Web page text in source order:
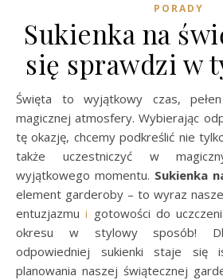
PORADY
Sukienka na
się sprawdzi w
Święta to wyjątkowy czas,
magicznej atmosfery. Wybierając
tę okazję, chcemy podkreślić nie
także uczestniczyć w
wyjątkowego momentu. Sukienka
element garderoby – to wyraz
entuzjazmui gotowości do
okresu w stylowy sposób!
odpowiedniej sukienki staje się
planowania naszej świątecznej